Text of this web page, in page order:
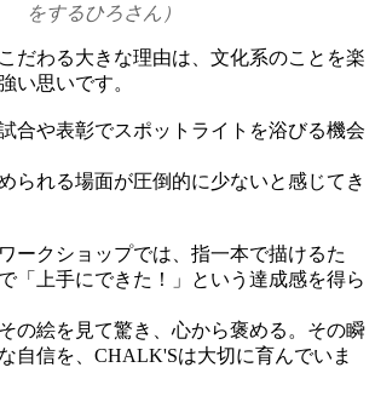
をするひろさん）
だわる大きな理由は、文化系のことを楽
い思いです。
合や表彰でスポットライトを浴びる機会
られる場面が圧倒的に少ないと感じてき
ークショップでは、指一本で描けるた
「上手にできた！」という達成感を得ら
の絵を見て驚き、心から褒める。その瞬
自信を、CHALK'Sは大切に育んでいま